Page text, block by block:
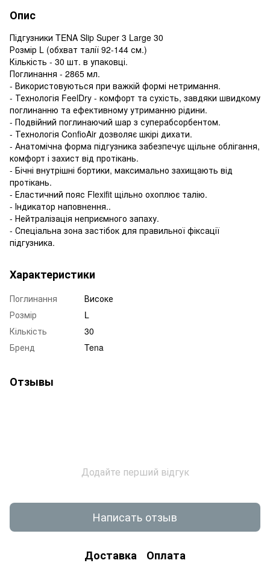
Опис
Підгузники TENA Slip Super 3 Large 30
Розмір L (обхват талії 92-144 см.)
Кількість - 30 шт. в упаковці.
Поглинання - 2865 мл.
- Використовуються при важкій формі нетримання.
- Технологія FeelDry - комфорт та сухість, завдяки швидкому
поглинанню та ефективному утриманню рідини.
- Подвійний поглинаючий шар з суперабсорбентом.
- Технологія ConfioAir дозволяє шкірі дихати.
- Анатомічна форма підгузника забезпечує щільне облігання,
комфорт і захист від протікань.
- Бічні внутрішні бортики, максимально захищають від
протікань.
- Еластичний пояс Flexifit щільно охоплює талію.
- Індикатор наповнення..
- Нейтралізація неприємного запаху.
- Спеціальна зона застібок для правильної фіксації
підгузника.
Характеристики
Поглинання
Високе
Розмір
L
Кількість
30
Бренд
Tena
Отзывы
Додайте перший відгук
Написать отзыв
Доставка Оплата